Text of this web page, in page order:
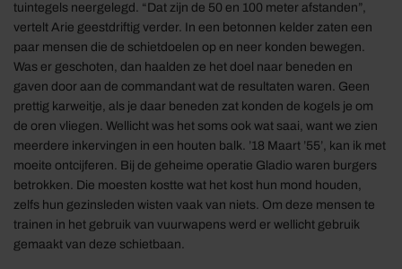
tuintegels neergelegd. “Dat zijn de 50 en 100 meter afstanden”,
vertelt Arie geestdriftig verder. In een betonnen kelder zaten een
paar mensen die de schietdoelen op en neer konden bewegen.
Was er geschoten, dan haalden ze het doel naar beneden en
gaven door aan de commandant wat de resultaten waren. Geen
prettig karweitje, als je daar beneden zat konden de kogels je om
de oren vliegen. Wellicht was het soms ook wat saai, want we zien
meerdere inkervingen in een houten balk. ’18 Maart ’55’, kan ik met
moeite ontcijferen. Bij de geheime operatie Gladio waren burgers
betrokken. Die moesten kostte wat het kost hun mond houden,
zelfs hun gezinsleden wisten vaak van niets. Om deze mensen te
trainen in het gebruik van vuurwapens werd er wellicht gebruik
gemaakt van deze schietbaan.